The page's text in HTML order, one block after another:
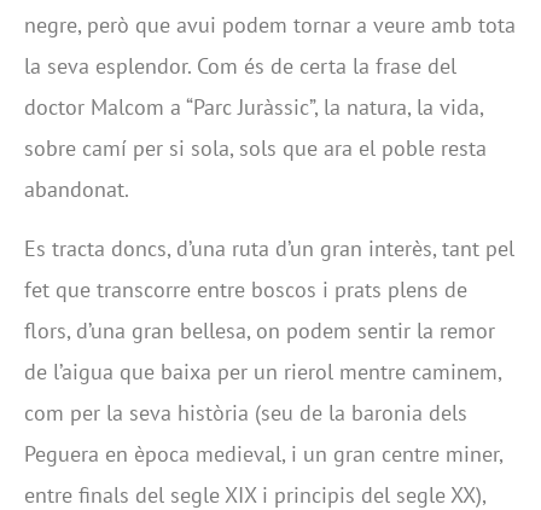
negre, però que avui podem tornar a veure amb tota
la seva esplendor. Com és de certa la frase del
doctor Malcom a “Parc Juràssic”, la natura, la vida,
sobre camí per si sola, sols que ara el poble resta
abandonat.
Es tracta doncs, d’una ruta d’un gran interès, tant pel
fet que transcorre entre boscos i prats plens de
flors, d’una gran bellesa, on podem sentir la remor
de l’aigua que baixa per un rierol mentre caminem,
com per la seva història (seu de la baronia dels
Peguera en època medieval, i un gran centre miner,
entre finals del segle XIX i principis del segle XX),